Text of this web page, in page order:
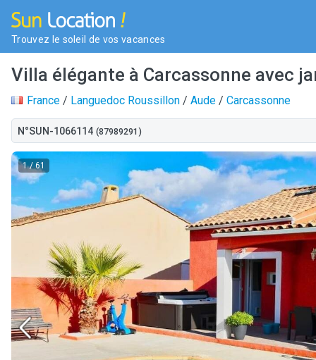
Trouvez le soleil de vos vacances
Villa élégante à Carcassonne avec
France / Languedoc Roussillon / Aude / Carcassonne
N°SUN-1066114 (87989291)
1/ 61